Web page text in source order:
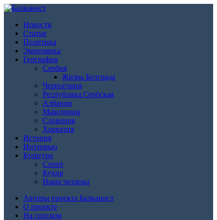
Новости
Статьи
Политика
Экономика
География
Сербия
Жизнь Белграда
Черногория
Республика Сербская
Албания
Македония
Словения
Хорватия
История
Интервью
Культура
Спорт
Кухня
Наша читанка
Авторы проекта Балканист
О проекте
На српском